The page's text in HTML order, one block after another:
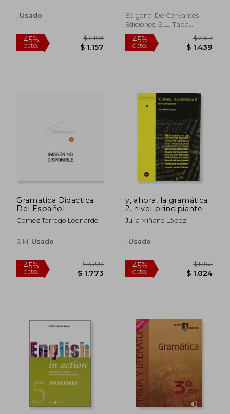
45%
dcto.
Usado
45%
Epígono-De Cervantes
Ediciones, S.L., Tapa
Blanda,Usado
45%
Gramatica Didactica
Del Español
Gomez Torrego Leonardo
S M, Usado
y, ahora, la gramática
2. nivel principiante
Julia Miñano López
Usado